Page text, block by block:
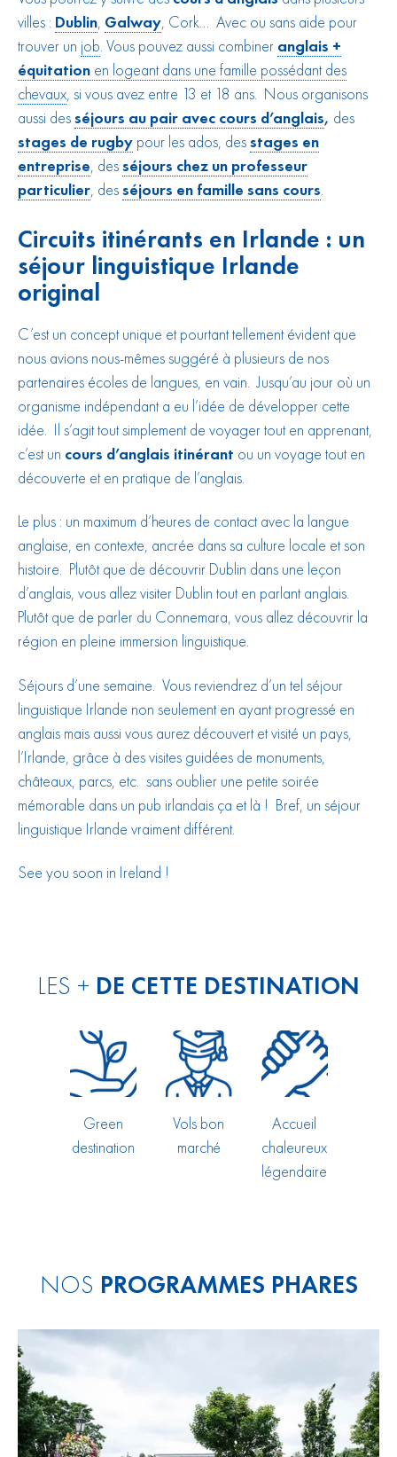
villes : Dublin Galway , Cork… Avec ou sans aide pour
trouver un job . Vous pouvez aussi combiner anglais +
équitation en logeant dans une famille possédant des
chevaux , si vous avez entre 13 et 18 ans. Nous organisons
aussi desséjours au pair avec cours d’anglais, des
stages de rugby pour les ados, desstages en
entreprise , desséjours chez un professeur
particulier , desséjours en famille sans cours
Circuits itinérants en Irlande : un
séjour linguistique Irlande
original
C’est un concept unique et pourtant tellement évident que
nous avions nous-mêmes suggéré à plusieurs de nos
partenaires écoles de langues, en vain. Jusqu’au jour où un
organisme indépendant a eu l’idée de développer cette
idée. Il s’agit tout simplement de voyager tout en apprenant,
c’est un cours d’anglais itinérant ou un voyage tout en
découverte et en pratique de l’anglais.
Le plus : un maximum d’heures de contact avec la langue
anglaise, en contexte, ancrée dans sa culture locale et son
histoire. Plutôt que de découvrir Dublin dans une leçon
d’anglais, vous allez visiter Dublin tout en parlant anglais.
Plutôt que de parler du Connemara, vous allez découvrir la
région en pleine immersion linguistique.
Séjours d’une semaine. Vous reviendrez d’un tel séjour
linguistique Irlande non seulement en ayant progressé en
anglais mais aussi vous aurez découvert et visité un pays,
l’Irlande, grâce à des visites guidées de monuments,
châteaux, parcs, etc. sans oublier une petite soirée
mémorable dans un pub irlandais ça et là ! Bref, un séjour
linguistique Irlande vraiment différent.
See you soon in Ireland !
LES + DE CETTE DESTINATION
Green
destination
Vols bon
marché
Accueil
chaleureux
légendaire
NOS PROGRAMMES PHARES